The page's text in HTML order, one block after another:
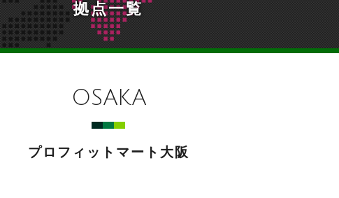
拠点一覧
OSAKA
プロフィットマート大阪